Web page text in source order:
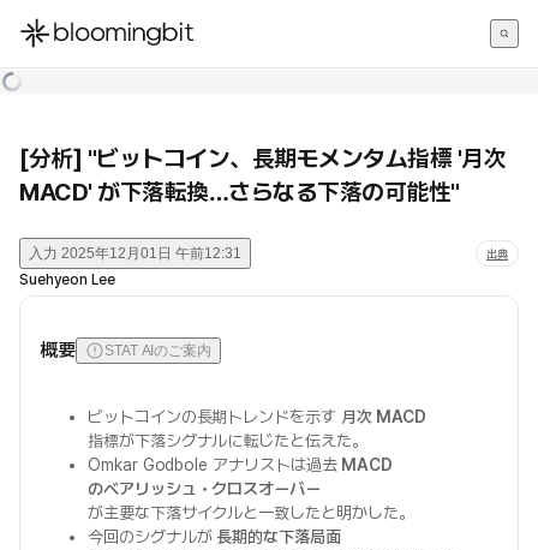
한국어
[分析] "ビットコイン、長期モメンタム指標 '月次
MACD' が下落転換…さらなる下落の可能性"
入力 2025年12月01日 午前12:31 出典
Suehyeon Lee
概要 STAT AIのご案内
ビットコインの長期トレンドを示す 月次 MACD
指標が下落シグナルに転じたと伝えた。
Omkar Godbole アナリストは過去 MACD
のベアリッシュ・クロスオーバー
が主要な下落サイクルと一致したと明かした。
今回のシグナルが 長期的な下落局面